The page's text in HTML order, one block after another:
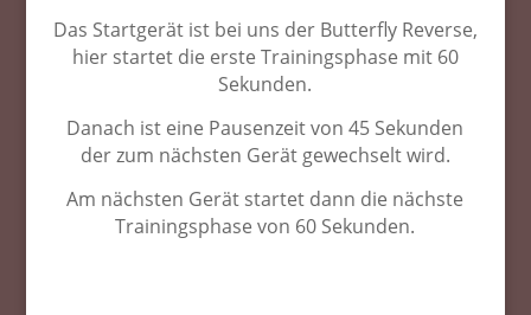
Das Startgerät ist bei uns der Butterfly Reverse,
hier startet die erste Trainingsphase mit 60
Sekunden.
Danach ist eine Pausenzeit von 45 Sekunden
der zum nächsten Gerät gewechselt wird.
Am nächsten Gerät startet dann die nächste
Trainingsphase von 60 Sekunden.